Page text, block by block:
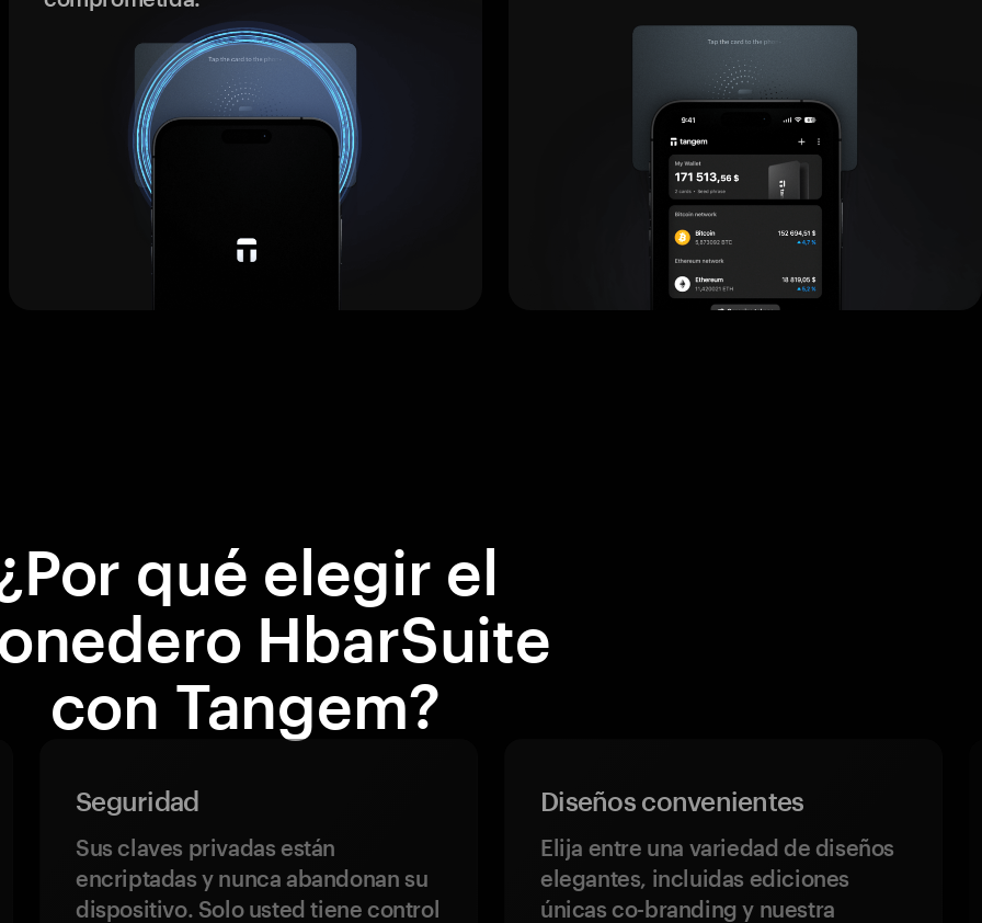
qué elegir el
HbarSuite
con Tangem?
Seguridad
Sus claves privadas están
encriptadas y nunca abandonan su
dispositivo. Solo usted tiene control
Diseños convenientes
Elija entre una variedad de diseños
elegantes, incluidas ediciones
únicas co-branding y nuestra